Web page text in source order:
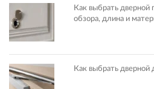
Как выбрать дверной
обзора, длина и
Как выбрать дверной